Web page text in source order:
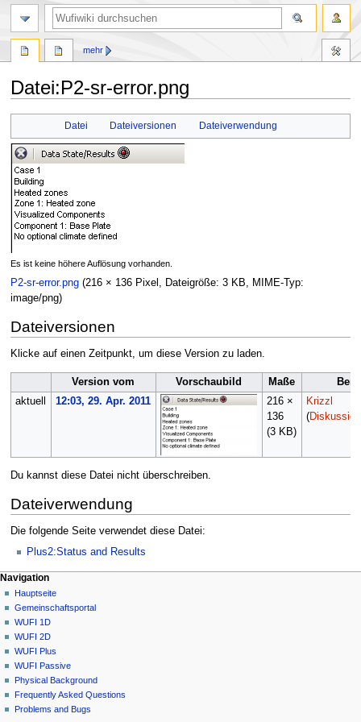
Datei:P2-sr-error.png
springen
springen
Datei Dateiversionen Dateiverwendung
Es ist keine höhere Auflösung vorhanden.
P2-sr-error.png (216 × 136 Pixel, Dateigröße: 3 KB, MIME-Typ:
image/png)
Dateiversionen
Klicke auf einen Zeitpunkt, um diese Version zu laden.
Version vom Vorschaubild Maße
aktuell
12:03, 29. Apr. 2011
216 ×
136
(3 KB)
Krizzl
(Diskussion
Du kannst diese Datei nicht überschreiben.
Dateiverwendung
Die folgende Seite verwendet diese Datei:
Plus2:Status and Results
N
a
v
g
a
Seitenaktionen
Datei
Diskussion
Lesen
Quelltext
anzeigen
Versionsgeschichte
mehr
Meine Werkzeuge
Anmelden
Navigation
Hauptseite
Gemeinschafts­portal
WUFI 1D
WUFI 2D
WUFI Plus
WUFI Passive
Physical Background
Frequently Asked Questions
Problems and Bugs
Suche